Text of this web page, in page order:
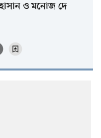
ও মনোজ দে